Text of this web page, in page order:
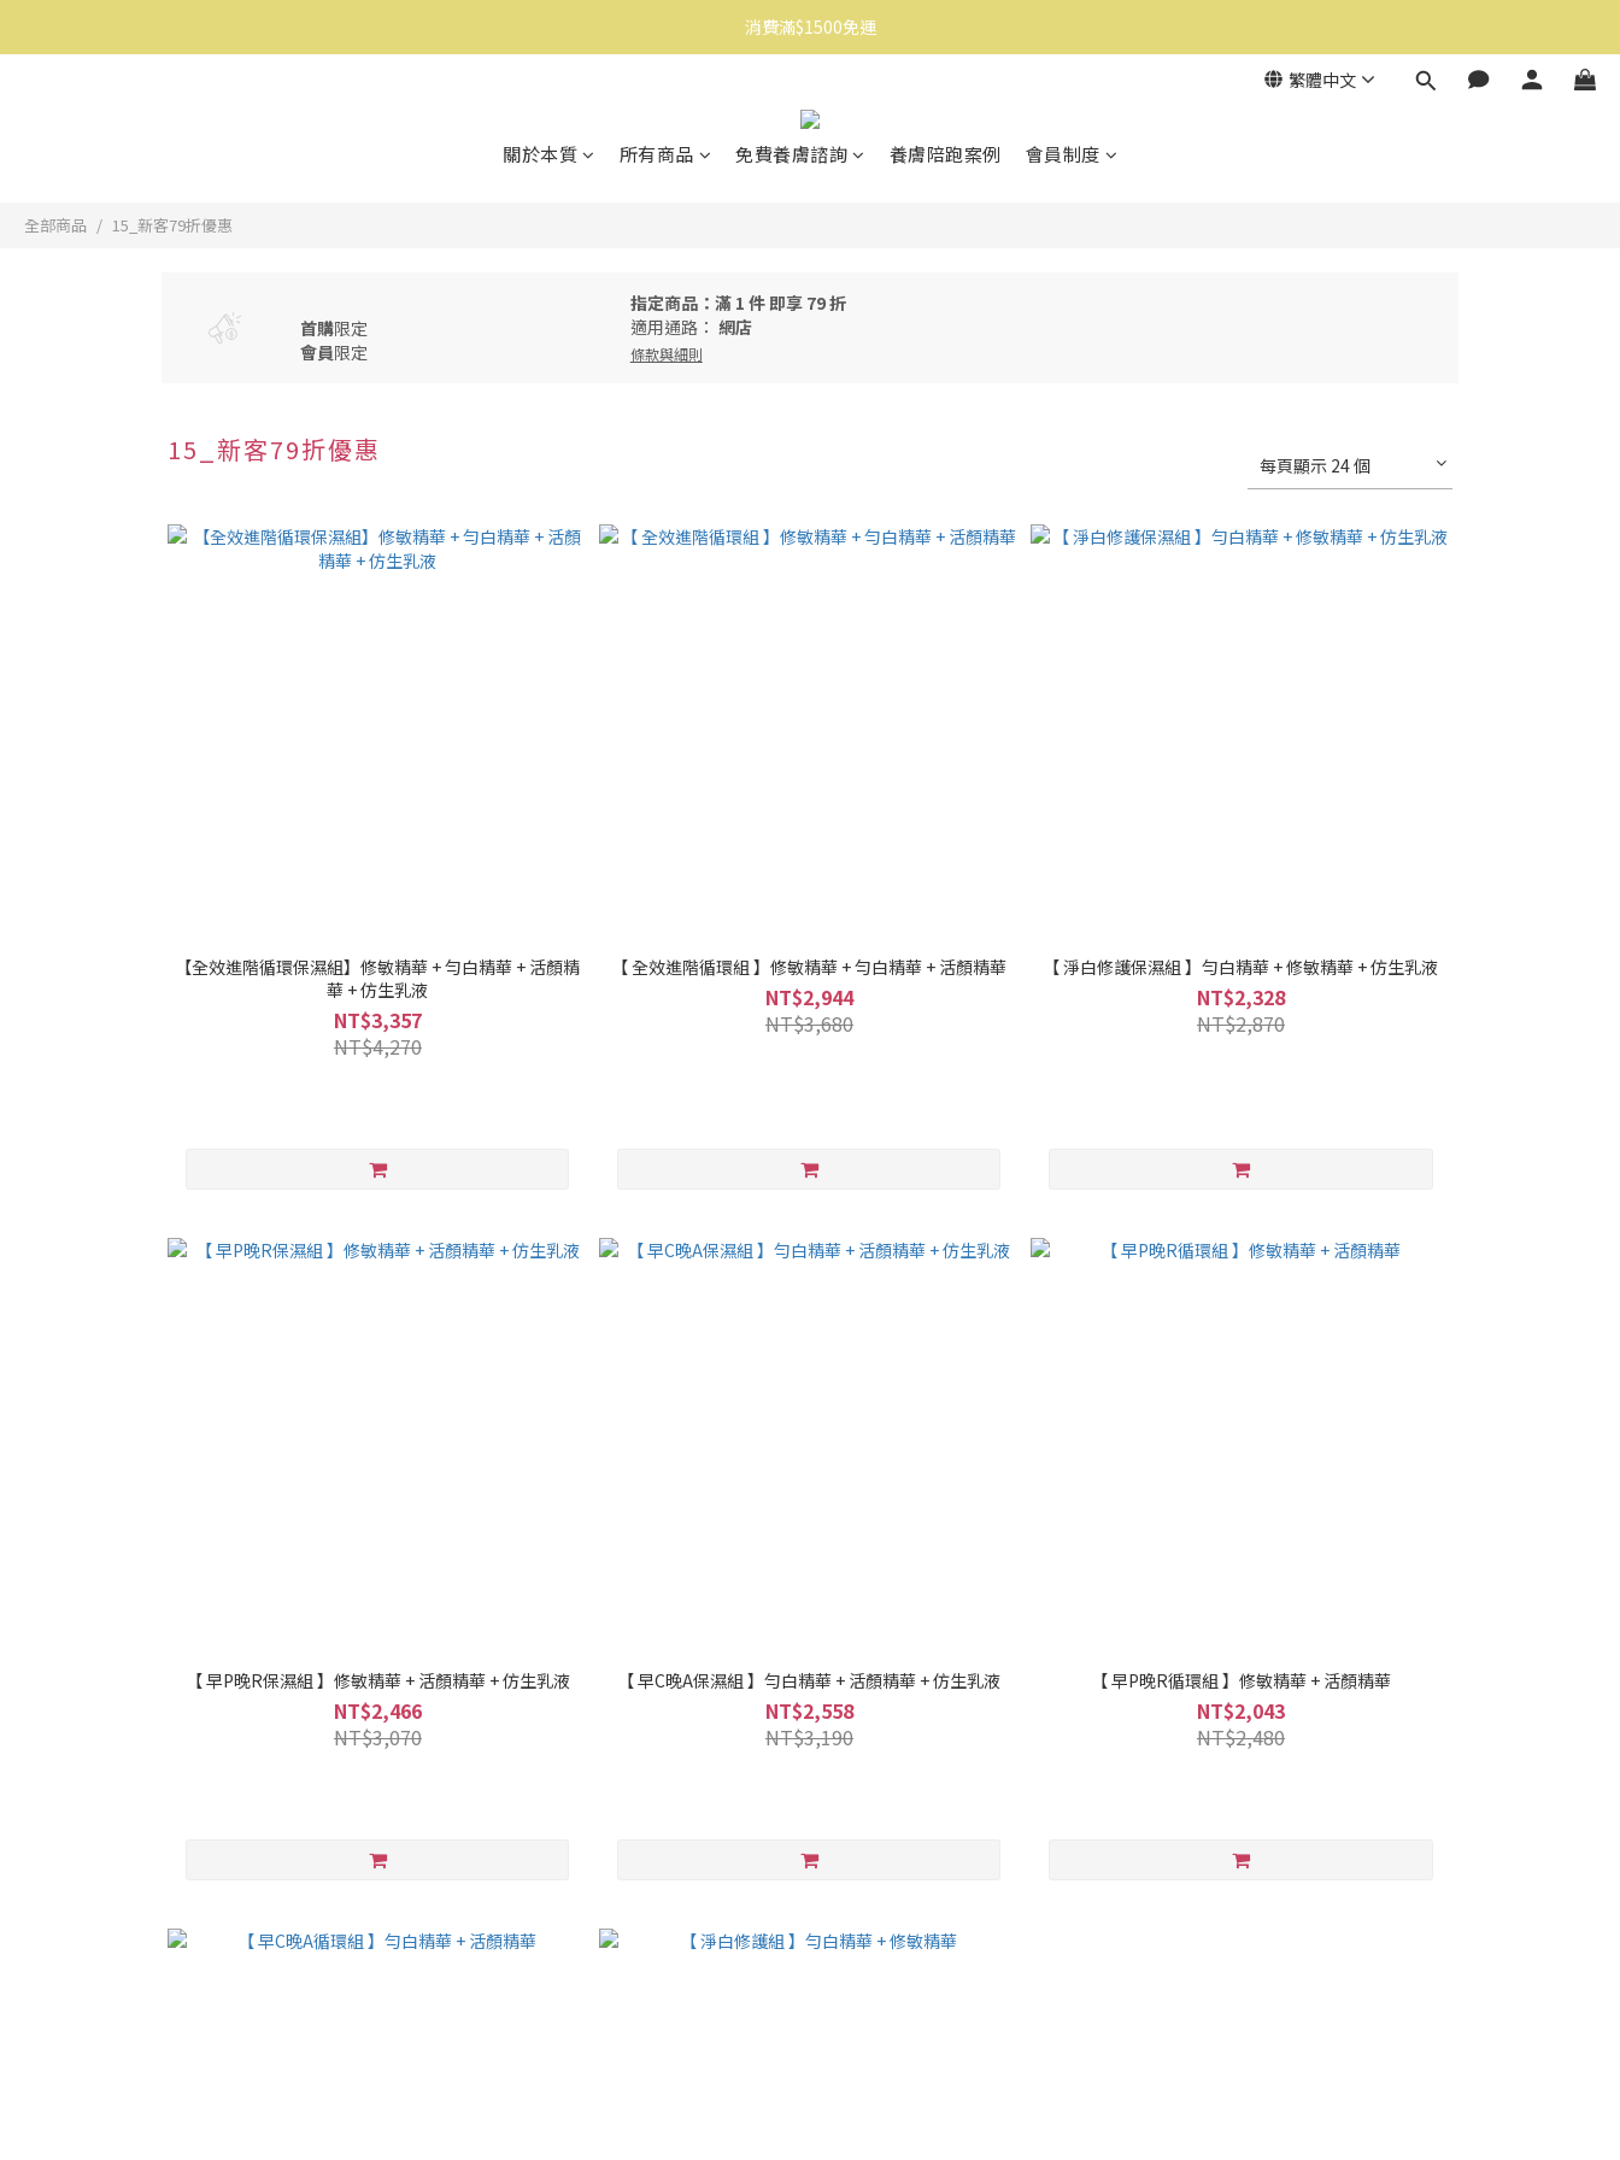
消費滿$1500免運
註冊會員享$100購物金
消費滿$1500免運
繁體中文
關於本質 所有商品 免費養膚諮詢 養膚陪跑案例 會員制度
全部商品 15_新客79折優惠
首購限定
會員限定
指定商品：滿 1 件 即享 79 折
適用通路： 網店
條款與細則
15_新客79折優惠 每頁顯示 24 個
【全效進階循環保濕組】修敏精華 + 勻白精華 + 活顏精
華 + 仿生乳液
NT$3,357
NT$4,270
【 全效進階循環組 】修敏精華 + 勻白精華 + 活顏精華
NT$2,944
NT$3,680
【 淨白修護保濕組 】勻白精華 + 修敏精華 + 仿生乳液
NT$2,328
NT$2,870
【 早P晚R保濕組 】修敏精華 + 活顏精華 + 仿生乳液
NT$2,466
NT$3,070
【 早C晚A保濕組 】勻白精華 + 活顏精華 + 仿生乳液
NT$2,558
NT$3,190
【 早P晚R循環組 】修敏精華 + 活顏精華
NT$2,043
NT$2,480